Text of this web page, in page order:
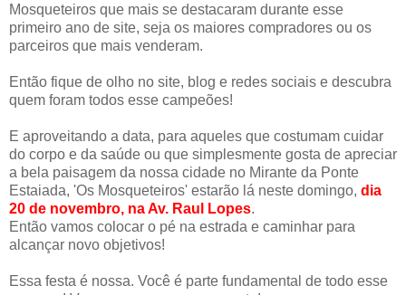
Mosqueteiros que mais se destacaram durante esse
primeiro ano de site, seja os maiores compradores ou os
parceiros que mais venderam.
Então fique de olho no site, blog e redes sociais e descubra
quem foram todos esse campeões!
E aproveitando a data, para aqueles que costumam cuidar
do corpo e da saúde ou que simplesmente gosta de apreciar
a bela paisagem da nossa cidade no Mirante da Ponte
Estaiada, 'Os Mosqueteiros' estarão lá neste domingo, dia
20 de novembro, na Av. Raul Lopes.
Então vamos colocar o pé na estrada e caminhar para
alcançar novo objetivos!
Essa festa é nossa. Você é parte fundamental de todo esse